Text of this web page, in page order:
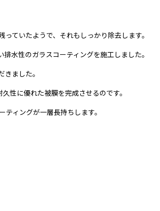
ていたようで、それもしっかり除去します。
水性のガラスコーティングを施工しました。
ました。
性に優れた被膜を完成させるのです。
ィングが一層長持ちします。